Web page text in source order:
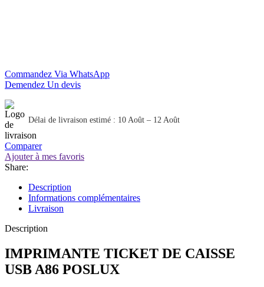
Commandez Via WhatsApp
Demendez Un devis
Délai de livraison estimé : 10 Août – 12 Août
Comparer
Ajouter à mes favoris
Share:
Description
Informations complémentaires
Livraison
Description
IMPRIMANTE TICKET DE CAISSE
USB A86 POSLUX